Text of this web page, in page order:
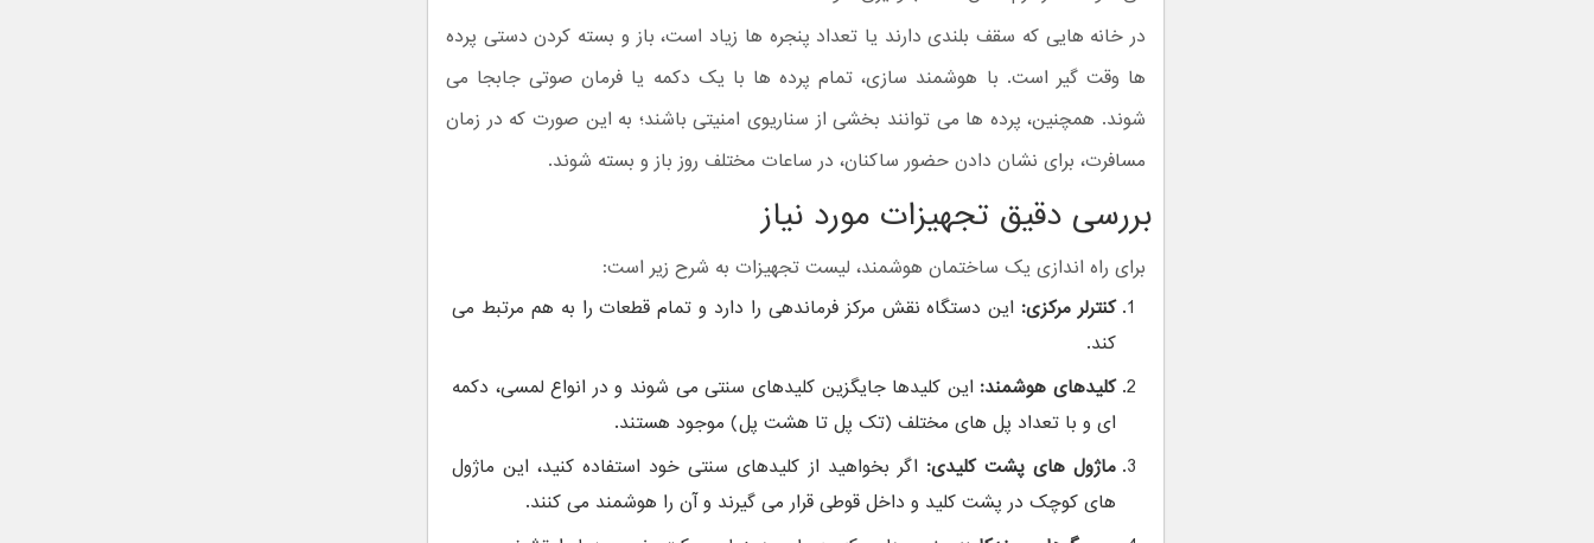
در خانه هایی که سقف بلندی دارند یا تعداد پنجره ها زیاد است، باز و بسته کردن دستی پرده
ها وقت گیر است. با هوشمند سازی، تمام پرده ها با یک دکمه یا فرمان صوتی جابجا می
شوند. همچنین، پرده ها می توانند بخشی از سناریوی امنیتی باشند؛ به این صورت که در زمان
مسافرت، برای نشان دادن حضور ساکنان، در ساعات مختلف روز باز و بسته شوند.
بررسی دقیق تجهیزات مورد نیاز
برای راه اندازی یک ساختمان هوشمند، لیست تجهیزات به شرح زیر است:
کنترلر مرکزی: این دستگاه نقش مرکز فرماندهی را دارد و تمام قطعات را به هم مرتبط می
کند.
کلیدهای هوشمند: این کلیدها جایگزین کلیدهای سنتی می شوند و در انواع لمسی، دکمه
ای و با تعداد پل های مختلف (تک پل تا هشت پل) موجود هستند.
ماژول های پشت کلیدی: اگر بخواهید از کلیدهای سنتی خود استفاده کنید، این ماژول
های کوچک در پشت کلید و داخل قوطی قرار می گیرند و آن را هوشمند می کنند.